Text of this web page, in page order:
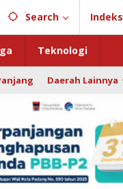
Search Indeks
Teknologi
Daerah Lainnya